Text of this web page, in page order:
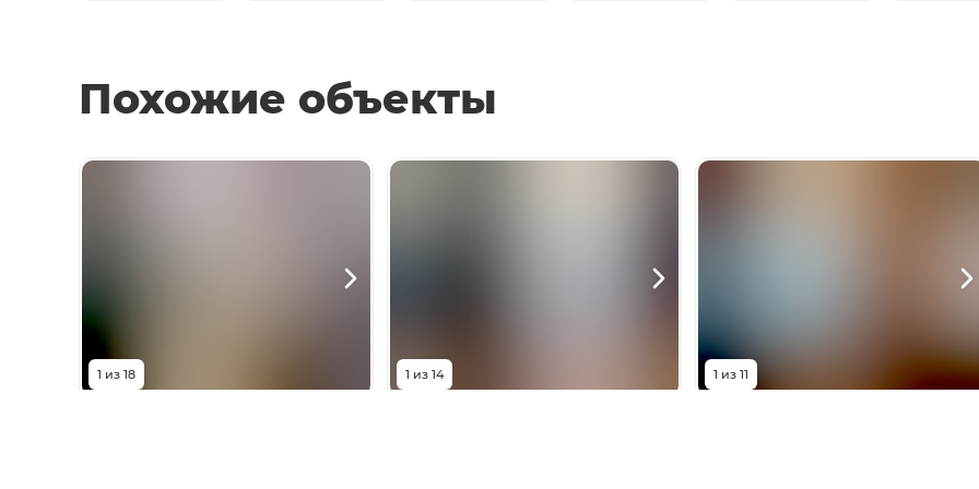
Похожие объекты
1 из 18 1 из 14 1 из 11